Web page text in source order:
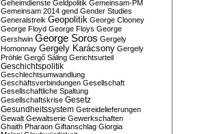
Geheimdienste Geldpolitik Gemeinsam-PM
Gemeinsam 2014 gend Gender Studies
Generalstreik Geopolitik George Clooney
George Floyd George Floys George
Gershwin George Soros Gergely
Homonnay Gergely Karácsony Gergely
Pröhle Gergő Sáling Gerichtsurteil
Geschichtspolitik
Geschlechtsumwandlung
Geschäftsverbindungen Gesellschaft
Gesellschaftliche Spaltung
Gesellschaftskrise Gesetz
Gesundheitssystem Getreidelieferungen
Gewalt Gewaltserie Gewerkschaften
Ghaith Pharaon Giftanschlag Giorgia